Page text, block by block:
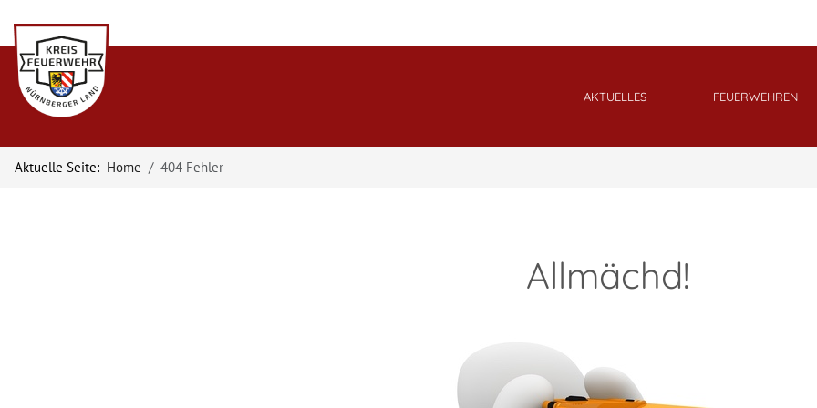
AKTUELLES FEUERWEHREN
Aktuelle Seite: Home 404 Fehler
Allmächd!